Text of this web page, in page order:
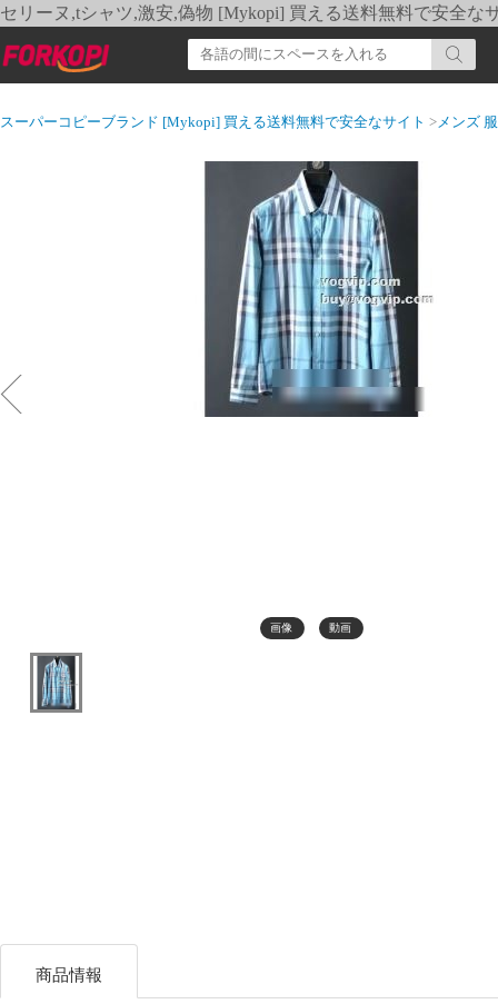
セリーヌ,tシャツ,激安,偽物 [Mykopi] 買える送料無料で安全な
スーパーコピーブランド [Mykopi] 買える送料無料で安全なサイト >メンズ 服
画像 動画
商品情報